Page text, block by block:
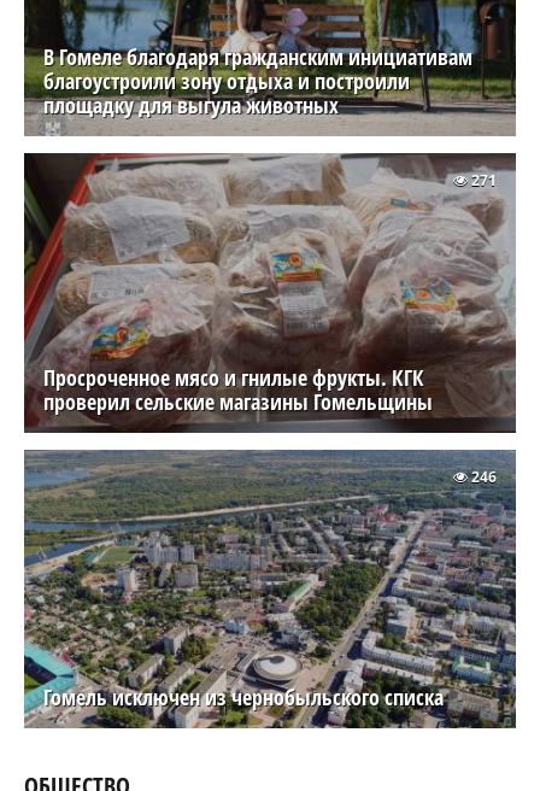
В Гомеле благодаря гражданским инициативам
благоустроили зону отдыха и построили
площадку для выгула животных
Просроченное мясо и гнилые фрукты. КГК
проверил сельские магазины Гомельщины
271
Гомель исключен из чернобыльского списка
246